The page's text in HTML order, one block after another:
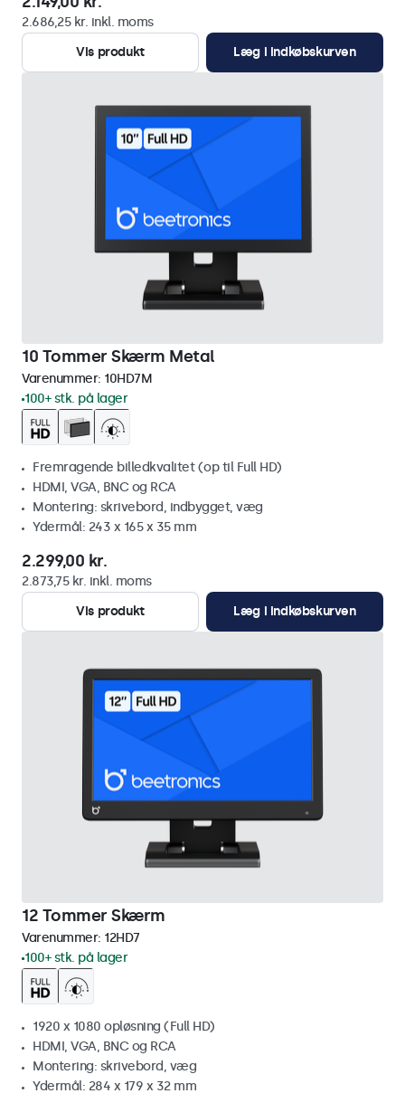
2.686,25 kr. inkl. moms
Vis produkt
Læg i indkøbskurven
10 Tommer Skærm Metal
Varenummer: 10HD7M
100+ stk. på lager
Fremragende billedkvalitet (op til Full HD)
HDMI, VGA, BNC og RCA
Montering: skrivebord, indbygget, væg
Ydermål: 243 x 165 x 35 mm
2.299,00 kr.
2.873,75 kr. inkl. moms
Vis produkt
Læg i indkøbskurven
12 Tommer Skærm
Varenummer: 12HD7
100+ stk. på lager
1920 x 1080 opløsning (Full HD)
HDMI, VGA, BNC og RCA
Montering: skrivebord, væg
Ydermål: 284 x 179 x 32 mm